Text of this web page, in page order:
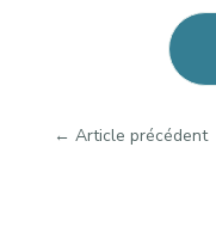
← Article précédent